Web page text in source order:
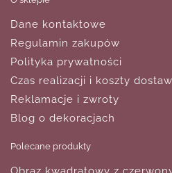
Dane kontaktowe
Regulamin zakupów
Polityka prywatności
Czas realizacji i koszty
Reklamacje i zwroty
Blog o dekoracjach
Polecane produkty